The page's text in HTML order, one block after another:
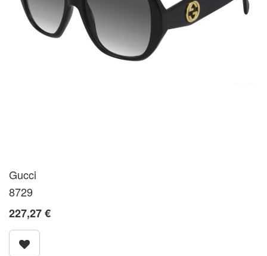
Gucci
8729
227,27€